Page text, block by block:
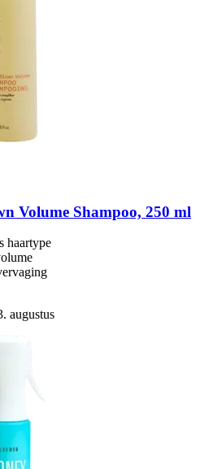
Volume Shampoo, 250 ml
haartype
augustus